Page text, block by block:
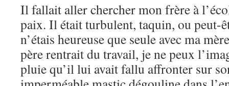
Il fallait aller chercher mon frère à
paix. Il était turbulent, taquin, ou peut-
n’étais heureuse que seule avec ma
père rentrait du travail, je ne peux
pluie qu’il lui avait fallu affronter sur